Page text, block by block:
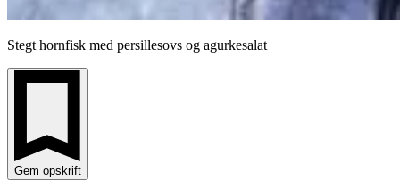
Stegt hornfisk med persillesovs og agurkesalat
Gem opskrift